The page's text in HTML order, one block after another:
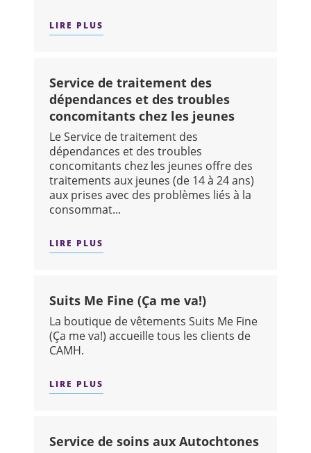
LIRE PLUS
Service de traitement des
dépendances et des troubles
concomitants chez les jeunes
Le Service de traitement des
dépendances et des troubles
concomitants chez les jeunes offre des
traitements aux jeunes (de 14 à 24 ans)
aux prises avec des problèmes liés à la
consommat...
LIRE PLUS
Suits Me Fine (Ça me va!)
La boutique de vêtements Suits Me Fine
(Ça me va!) accueille tous les clients de
CAMH.
LIRE PLUS
Service de soins aux Autochtones